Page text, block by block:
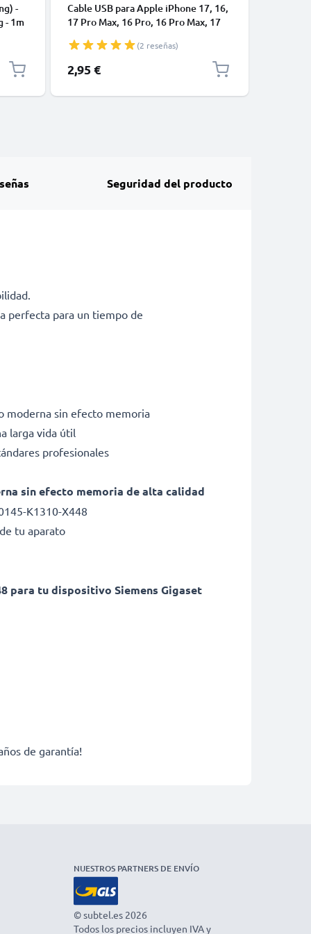
-
- 1m
Cable USB para Apple iPhone 17, 16,
17 Pro Max, 16 Pro, 16 Pro Max, 17
S25 Ultra, S25 Google Pixel 10, 9a,
10 Pro, 10 Pro XL Xiaomi 15 Ultra,
Redmi Note 14 Pro+, Note 14 Pro,
(2 reseñas)
2,95 €
Seguridad del producto
perfecta para un tiempo de
moderna sin efecto memoria
larga vida útil
profesionales
sin efecto memoria de alta calidad
K1310-X448
tu aparato
para tu dispositivo Siemens Gigaset
de garantía!
NUESTROS PARTNERS DE ENVÍO
© subtel.es 2026
Todos los precios incluyen IVA y